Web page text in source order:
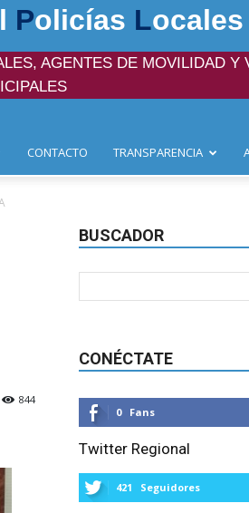
Policías Locales
AGENTES DE MOVILIDAD Y
CONTACTO TRANSPARENCIA
844
BUSCADOR
CONÉCTATE
0 Fans
Twitter Regional
421 Seguidores